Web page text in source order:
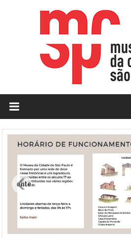
MCSP
Museu
da
Cidade
de
São
Paulo
anterior